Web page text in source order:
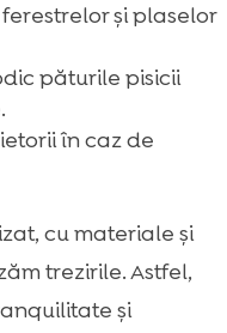
și plaselor
păturile pisicii
în caz de
cu materiale și
trezirile. Astfel,
și